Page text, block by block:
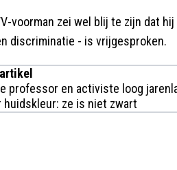
voorman zei wel blij te zijn dat
discriminatie - is vrijgesproken.
professor en activiste loog
huidskleur: ze is niet zwart